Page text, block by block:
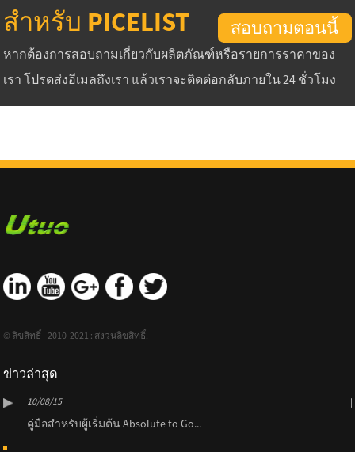
สำหรับ PICELIST
หากต้องการสอบถามเกี่ยวกับผลิตภัณฑ์หรือรายการราคาของ
เรา โปรดส่งอีเมลถึงเรา แล้วเราจะติดต่อกลับภายใน 24 ชั่วโมง
สอบถามตอนนี้
© ลิขสิทธิ์ - 2010-2021 : สงวนลิขสิทธิ์.
ข่าวล่าสุด
10/08/15
คู่มือสำหรับผู้เริ่มต้น Absolute to Go...